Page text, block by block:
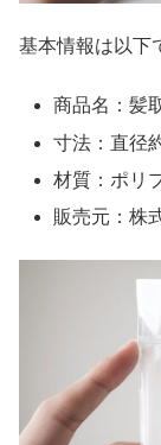
基本情報は以下
商品名：髪
寸法：直径
材質：ポリ
販売元：株